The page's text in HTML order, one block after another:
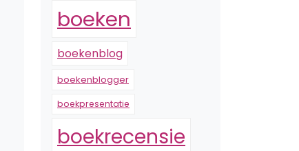
boeken
boekenblog
boekenblogger
boekpresentatie
boekrecensie